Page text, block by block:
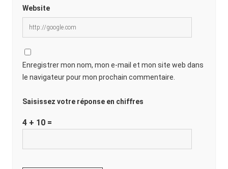
Website
Enregistrer mon nom, mon e-mail et mon site web dans
le navigateur pour mon prochain commentaire.
Saisissez votre réponse en chiffres
4 + 10 =